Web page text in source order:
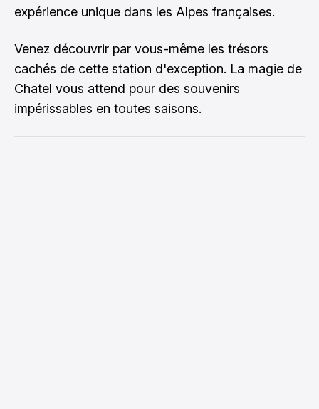
expérience unique dans les Alpes françaises.
Venez découvrir par vous-même les trésors
cachés de cette station d'exception. La magie de
Chatel vous attend pour des souvenirs
impérissables en toutes saisons.